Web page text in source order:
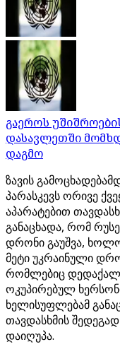
გაეროს
დასავლეთში
დაგმო
ზავის
პარასკევს ორივე
აპარატებით
განაცხადა, რომ
დრონი გაუშვა,
მეტი უკრაინული
რომლებიც
ოკუპირებულ
ხელისუფლებამ
თავდასხმის
დაიღუპა.